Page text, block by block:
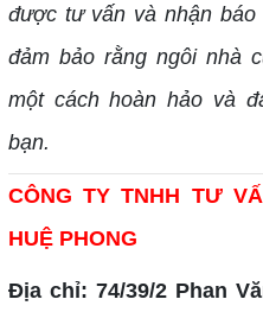
được tư vấn và nhận
đảm bảo rằng ngôi nhà
một cách hoàn hảo và
bạn.
CÔNG TY TNHH TƯ
HUỆ PHONG
Địa chỉ: 74/39/2 Phan